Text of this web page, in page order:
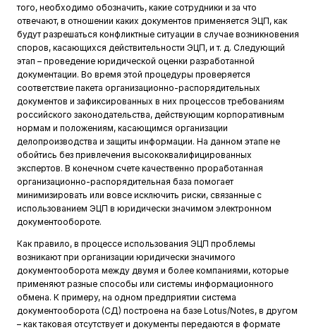
того, необходимо обозначить, какие сотрудники и за что
отвечают, в отношении каких документов применяется ЭЦП, как
будут разрешаться конфликтные ситуации в случае возникновения
споров, касающихся действительности ЭЦП, и т. д. Следующий
этап – проведение юридической оценки разработанной
документации. Во время этой процедуры проверяется
соответствие пакета организационно-распорядительных
документов и зафиксированных в них процессов требованиям
российского законодательства, действующим корпоративным
нормам и положениям, касающимся организации
делопроизводства и защиты информации. На данном этапе не
обойтись без привлечения высококвалифицированных
экспертов. В конечном счете качественно проработанная
организационно-распорядительная база помогает
минимизировать или вовсе исключить риски, связанные с
использованием ЭЦП в юридически значимом электронном
документообороте.
Как правило, в процессе использования ЭЦП проблемы
возникают при организации юридически значимого
документооборота между двумя и более компаниями, которые
применяют разные способы или системы информационного
обмена. К примеру, на одном предприятии система
документооборота (СД) построена на базе Lotus/Notes, в другом
– как таковая отсутствует и документы передаются в формате